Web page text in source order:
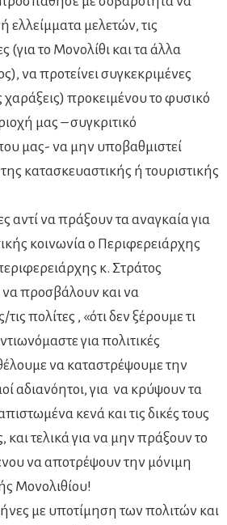
ελλείμματα μελετών, τις
(για το Μονολίθι και τα άλλα
να προτείνει συγκεκριμένες
χαράξεις) προκειμένου το φυσικό
μας – συγκριτικό
μας- να μην υποβαθμιστεί
κατασκευαστικής ή τουριστικής
αντί να πράξουν τα αναγκαία για
κοινωνία ο Περιφερειάρχης
κ. Στράτος
προσβάλουν και να
πολίτες , «ότι δεν ξέρουμε τι
για πολιτικές
να καταστρέψουμε την
αδιανόητοι, για να κρύψουν τα
κενά και τις δικές τους
και τελικά για να μην πράξουν το
να αποτρέψουν την μόνιμη
Μονολιθίου!
με υποτίμηση των πολιτών και